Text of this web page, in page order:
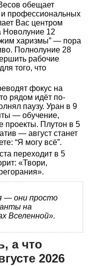
обещает
профессиональных
Вас центром
Новолуние 12
харизмы” — пора
Полнолуние 28
рабочие
того, что
фокус на
рядом идёт по-
паузу. Уран в 9
— обучение,
проекты. Плутон в 5
— август станет
“Я могу всё”.
переходит в 5
«Твори,
— они просто
на
Вселенной».
а что
2026